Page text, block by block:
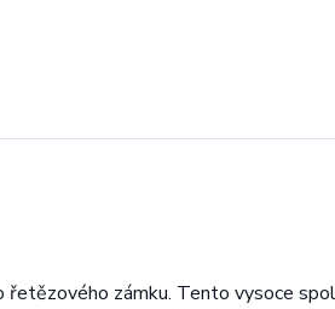
zámku. Tento vysoce